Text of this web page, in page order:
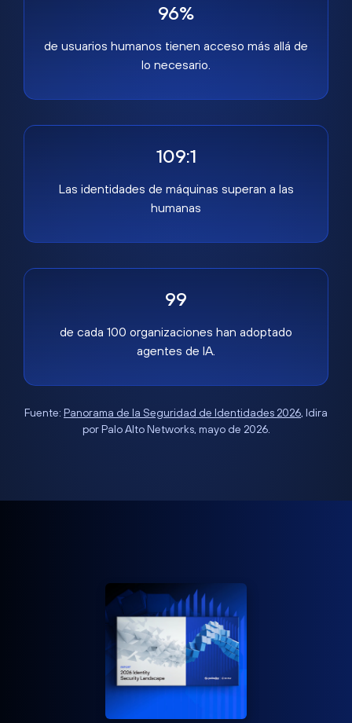
96%
de usuarios humanos tienen acceso más allá de
lo necesario.
109:1
Las identidades de máquinas superan a las
humanas
99
de cada 100 organizaciones han adoptado
agentes de IA.
Fuente: Panorama de la Seguridad de Identidades 2026, Idira
por Palo Alto Networks, mayo de 2026.